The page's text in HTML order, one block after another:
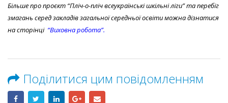
Більше про проєкт “Пліч-о-пліч всеукраїнські шкільні ліги” та перебіг
змагань серед закладів загальної середньої освіти можна дізнатися
на сторінці “Виховна робота”.
Поділитися цим повідомленням